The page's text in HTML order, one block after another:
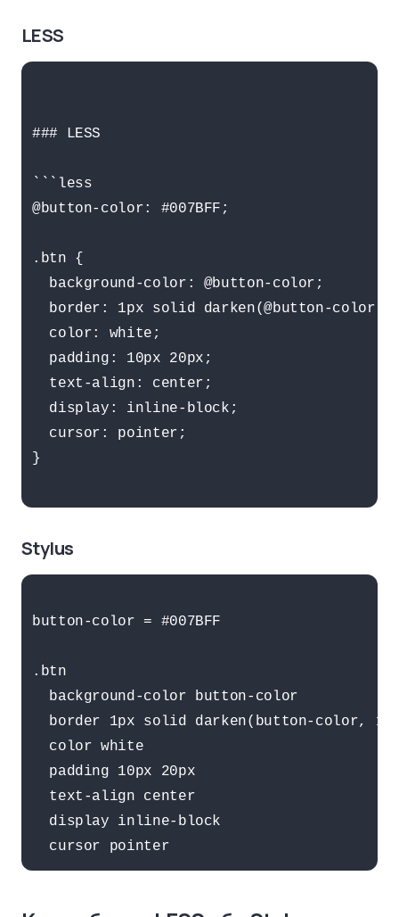
LESS
### LESS
```less
@button-color: #007BFF;
.btn {
  background-color: @button-color;
border: 1px solid darken(@button-color,
  color: white;
  padding: 10px 20px;
  text-align: center;
  display: inline-block;
  cursor: pointer;
}
Stylus
button-color = #007BFF
.btn
  background-color button-color
border 1px solid darken(button-color,
  color white
  padding 10px 20px
  text-align center
  display inline-block
  cursor pointer